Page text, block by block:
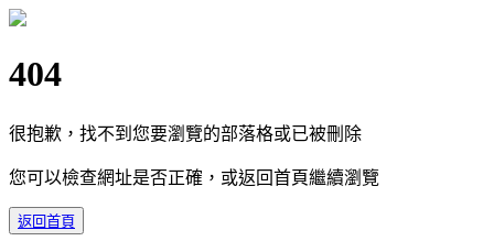
404
很抱歉，找不到您要瀏覽的部落格或已被刪除
您可以檢查網址是否正確，或返回首頁繼續瀏覽
返回首頁